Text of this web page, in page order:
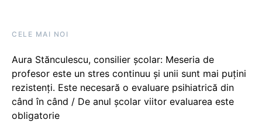
CELE MAI NOI
Aura Stănculescu, consilier școlar: Meseria de
profesor este un stres continuu și unii sunt mai puțini
rezistenți. Este necesară o evaluare psihiatrică din
când în când / De anul școlar viitor evaluarea este
obligatorie